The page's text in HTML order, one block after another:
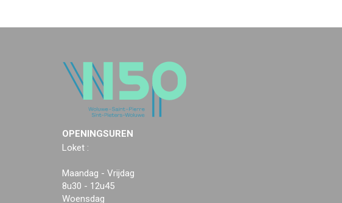
OPENINGSUREN
Loket :
Maandag - Vrijdag
8u30 - 12u45
Woensdag